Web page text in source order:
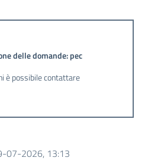
delle domande: pec
è possibile contattare
07-2026, 13:13